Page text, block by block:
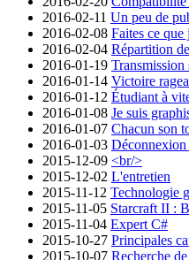
2016-02-11 Un peu de
2016-02-08 Faites ce que
2016-02-04 Répartition
2016-01-19 Transmission
2016-01-14 Victoire
2016-01-12 Étudiant à
2016-01-08 Je suis
2016-01-07 Chacun son
2016-01-03
2015-12-09 <br/>
2015-12-02 L'entretien
2015-11-12 Technologie
2015-11-05 Starcraft II :
2015-11-04 Expert C#
2015-10-27 Principales
2015-10-07 Recherche